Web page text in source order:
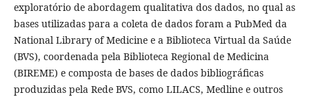
exploratório de abordagem qualitativa dos dados, no qual as
bases utilizadas para a coleta de dados foram a PubMed da
National Library of Medicine e a Biblioteca Virtual da Saúde
(BVS), coordenada pela Biblioteca Regional de Medicina
(BIREME) e composta de bases de dados bibliográficas
produzidas pela Rede BVS, como LILACS, Medline e outros